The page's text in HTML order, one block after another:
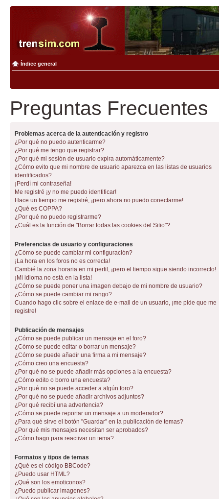
Índice general
Preguntas Frecuentes
Problemas acerca de la autenticación y registro
¿Por qué no puedo autenticarme?
¿Por qué me tengo que registrar?
¿Por qué mi sesión de usuario expira automáticamente?
¿Cómo evito que mi nombre de usuario aparezca en las listas de usuarios
identificados?
¡Perdí mi contraseña!
Me registré ¡y no me puedo identificar!
Hace un tiempo me registré, ¡pero ahora no puedo conectarme!
¿Qué es COPPA?
¿Por qué no puedo registrarme?
¿Cuál es la función de "Borrar todas las cookies del Sitio"?
Preferencias de usuario y configuraciones
¿Cómo se puede cambiar mi configuración?
¡La hora en los foros no es correcta!
Cambié la zona horaria en mi perfil, ¡pero el tiempo sigue siendo incorrecto!
¡Mi idioma no está en la lista!
¿Cómo se puede poner una imagen debajo de mi nombre de usuario?
¿Cómo se puede cambiar mi rango?
Cuando hago clic sobre el enlace de e-mail de un usuario, ¡me pide que me
registre!
Publicación de mensajes
¿Cómo se puede publicar un mensaje en el foro?
¿Cómo se puede editar o borrar un mensaje?
¿Cómo se puede añadir una firma a mi mensaje?
¿Cómo creo una encuesta?
¿Por qué no se puede añadir más opciones a la encuesta?
¿Cómo edito o borro una encuesta?
¿Por qué no se puede acceder a algún foro?
¿Por qué no se puede añadir archivos adjuntos?
¿Por qué recibí una advertencia?
¿Cómo se puede reportar un mensaje a un moderador?
¿Para qué sirve el botón "Guardar" en la publicación de temas?
¿Por qué mis mensajes necesitan ser aprobados?
¿Cómo hago para reactivar un tema?
Formatos y tipos de temas
¿Qué es el código BBCode?
¿Puedo usar HTML?
¿Qué son los emoticonos?
¿Puedo publicar imagenes?